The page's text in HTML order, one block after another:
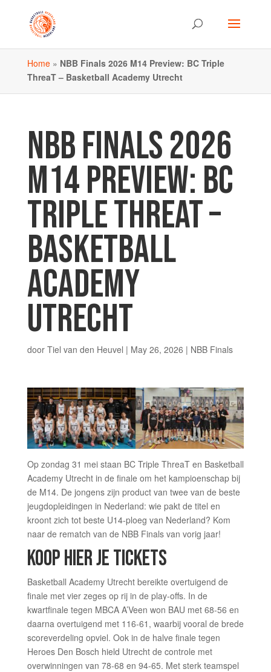
Home» NBB Finals 2026 M14 Preview: BC Triple
ThreaT – Basketball Academy Utrecht
NBB FINALS 2026
M14 PREVIEW: BC
TRIPLE THREAT –
BASKETBALL
ACADEMY
UTRECHT
door Tiel van den Heuvel | May 26, 2026 | NBB Finals
Op zondag 31 mei staan BC Triple ThreaT en Basketball
Academy Utrecht in de finale om het kampioenschap bij
de M14. De jongens zijn product van twee van de beste
jeugdopleidingen in Nederland: wie pakt de titel en
kroont zich tot beste U14-ploeg van Nederland? Kom
naar de rematch van de NBB Finals van vorig jaar!
KOOP HIER JE TICKETS
Basketball Academy Utrecht bereikte overtuigend de
finale met vier zeges op rij in de play-offs. In de
kwartfinale tegen MBCA A’Veen won BAU met 68-56 en
daarna overtuigend met 116-61, waarbij vooral de brede
scoreverdeling opviel. Ook in de halve finale tegen
Heroes Den Bosch hield Utrecht de controle met
overwinningen van 78-68 en 94-65. Met sterk teamspel